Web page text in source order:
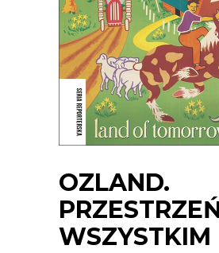
OZLAND.
WSZYSTKIM